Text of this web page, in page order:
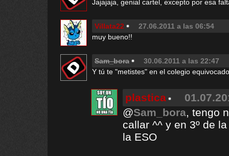
Jajajaja, genial cartel, excepto por esa
Villata22
27.06.2011 a las 06:54
muy bueno!!
Sam_bora
30.06.2011 a las 22:47
Y tú te "metistes" en el colegio
plastica
@Sam_bora, tengo
callar ^^ y en 3º de
la ESO